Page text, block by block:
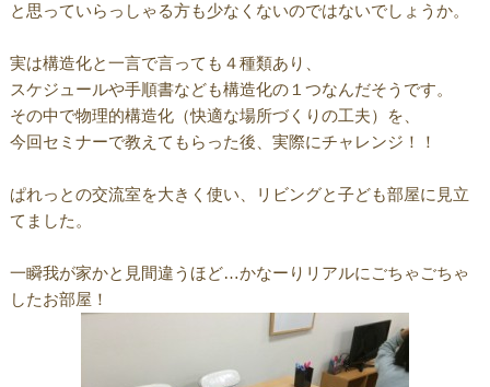
と思っていらっしゃる方も少なくないのではないでしょうか。
実は構造化と一言で言っても４種類あり、
スケジュールや手順書なども構造化の１つなんだそうです。
その中で物理的構造化（快適な場所づくりの工夫）を、
今回セミナーで教えてもらった後、実際にチャレンジ！！
ぱれっとの交流室を大きく使い、リビングと子ども部屋に見立
てました。
一瞬我が家かと見間違うほど…かなーりリアルにごちゃごちゃ
したお部屋！